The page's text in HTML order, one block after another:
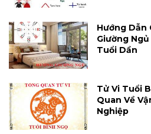
Hướng Dẫn
Giường
Tuổi Dần
Tử Vi Tuổi
Quan Về
Nghiệp